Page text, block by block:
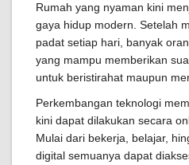
Rumah yang nyaman kini
gaya hidup modern. Setelah
padat setiap hari, banyak
yang mampu memberikan
untuk beristirahat maupun
Perkembangan teknologi
kini dapat dilakukan secara
Mulai dari bekerja, belajar,
digital semuanya dapat